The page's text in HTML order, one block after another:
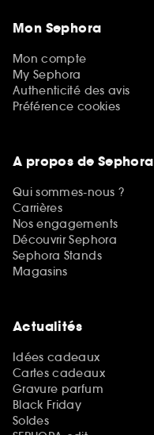
Mon Sephora
Mon compte
My Sephora
Authenticité des avis
Préférence cookies
A propos de Sephora
Qui sommes-nous ?
Carrières
Nos engagements
Découvrir Sephora
Sephora Stands
Magasins
Actualités
Idées cadeaux
Cartes cadeaux
Gravure parfum
Black Friday
Soldes